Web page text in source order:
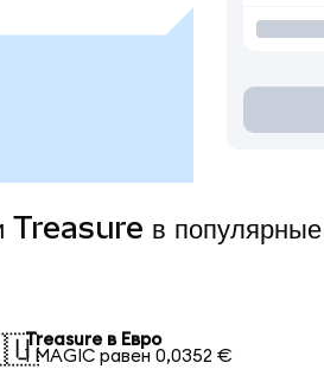
Treasure в
Treasure в Евро
1 MAGIC равен 0,0352 €